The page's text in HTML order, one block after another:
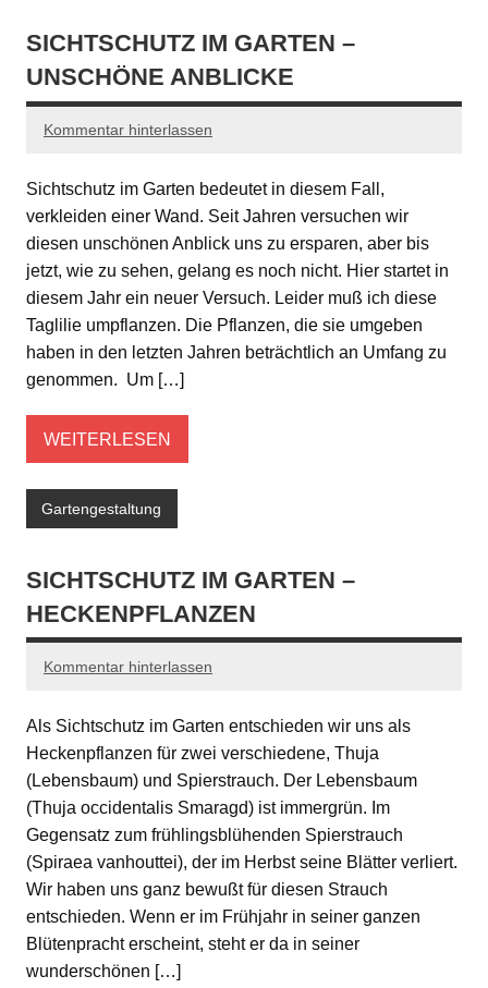
SICHTSCHUTZ IM GARTEN –
UNSCHÖNE ANBLICKE
Kommentar hinterlassen
Sichtschutz im Garten bedeutet in diesem Fall,
verkleiden einer Wand. Seit Jahren versuchen wir
diesen unschönen Anblick uns zu ersparen, aber bis
jetzt, wie zu sehen, gelang es noch nicht. Hier startet in
diesem Jahr ein neuer Versuch. Leider muß ich diese
Taglilie umpflanzen. Die Pflanzen, die sie umgeben
haben in den letzten Jahren beträchtlich an Umfang zu
genommen. Um […]
WEITERLESEN
Gartengestaltung
SICHTSCHUTZ IM GARTEN –
HECKENPFLANZEN
Kommentar hinterlassen
Als Sichtschutz im Garten entschieden wir uns als
Heckenpflanzen für zwei verschiedene, Thuja
(Lebensbaum) und Spierstrauch. Der Lebensbaum
(Thuja occidentalis Smaragd) ist immergrün. Im
Gegensatz zum frühlingsblühenden Spierstrauch
(Spiraea vanhouttei), der im Herbst seine Blätter verliert.
Wir haben uns ganz bewußt für diesen Strauch
entschieden. Wenn er im Frühjahr in seiner ganzen
Blütenpracht erscheint, steht er da in seiner
wunderschönen […]